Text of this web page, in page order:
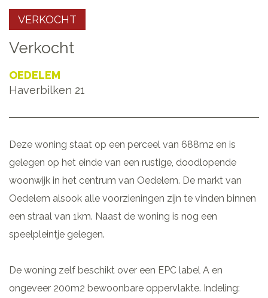
VERKOCHT
Verkocht
OEDELEM
Haverbilken 21
Deze woning staat op een perceel van 688m2 en is
gelegen op het einde van een rustige, doodlopende
woonwijk in het centrum van Oedelem. De markt van
Oedelem alsook alle voorzieningen zijn te vinden binnen
een straal van 1km. Naast de woning is nog een
speelpleintje gelegen.
De woning zelf beschikt over een EPC label A en
ongeveer 200m2 bewoonbare oppervlakte. Indeling: